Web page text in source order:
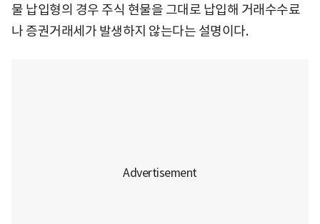
물 납입형의 경우 주식 현물을 그대로 납입해 거래수수료
나 증권거래세가 발생하지 않는다는 설명이다.